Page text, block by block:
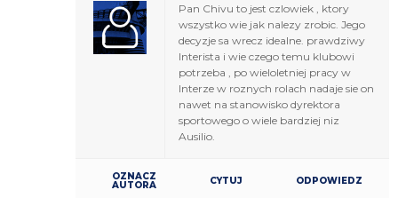
Pan Chivu to jest czlowiek , ktory
wszystko wie jak nalezy zrobic. Jego
decyzje sa wrecz idealne. prawdziwy
Interista i wie czego temu klubowi
potrzeba , po wieloletniej pracy w
Interze w roznych rolach nadaje sie on
nawet na stanowisko dyrektora
sportowego o wiele bardziej niz
Ausilio.
OZNACZ
AUTORA CYTUJ ODPOWIEDZ